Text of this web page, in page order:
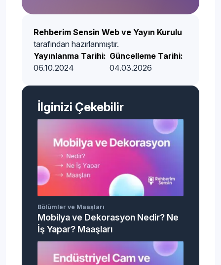
Rehberim Sensin Web ve Yayın Kurulu
tarafından hazırlanmıştır.
Yayınlanma Tarihi:
06.10.2024
Güncelleme Tarihi:
04.03.2026
İlginizi Çekebilir
Bölümler ve Maaşları
Mobilya ve Dekorasyon Nedir? Ne
İş Yapar? Maaşları